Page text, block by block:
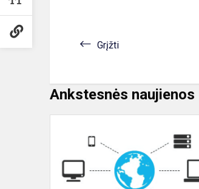
Grįžti
Ankstesnės naujienos